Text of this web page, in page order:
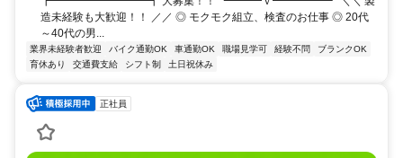
造未経験も大歓迎！！ ／／ ◎ モクモク組立、検査のお仕事 ◎ 20代
～40代の男...
業界未経験者歓迎 バイク通勤OK 車通勤OK 職場見学可 経験不問
ブランクOK
育休あり
交通費支給 シフト制 土日祝休み
正社員